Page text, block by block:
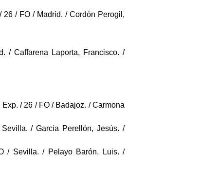
/ FO / Madrid. / Cordón Perogil,
/ Caffarena Laporta, Francisco. /
/ 26 / FO / Badajoz. / Carmona
/ García Perellón, Jesús. /
/ Sevilla. / Pelayo Barón, Luis. /